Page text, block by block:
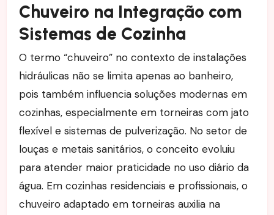
Chuveiro na Integração com
Sistemas de Cozinha
O termo “chuveiro” no contexto de instalações
hidráulicas não se limita apenas ao banheiro,
pois também influencia soluções modernas em
cozinhas, especialmente em torneiras com jato
flexível e sistemas de pulverização. No setor de
louças e metais sanitários, o conceito evoluiu
para atender maior praticidade no uso diário da
água. Em cozinhas residenciais e profissionais, o
chuveiro adaptado em torneiras auxilia na